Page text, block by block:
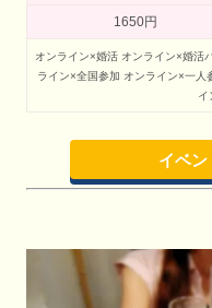
1650円
オンライン×婚活 オンライン×婚活
ライン×全国参加 オンライン×一人
イ
イベン